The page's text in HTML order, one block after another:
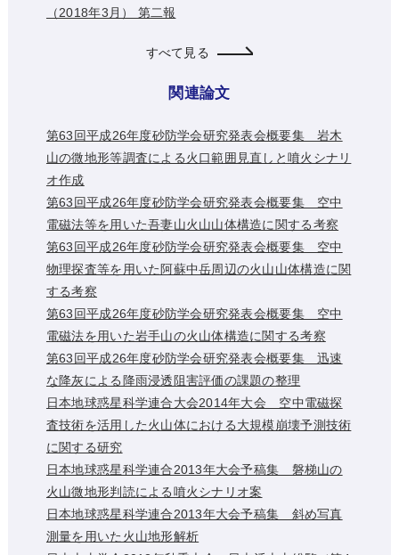
（2018年3月） 第二報
すべて見る
関連論文
第63回平成26年度砂防学会研究発表会概要集 岩木
山の微地形等調査による火口範囲見直しと噴火シナリ
オ作成
第63回平成26年度砂防学会研究発表会概要集 空中
電磁法等を用いた吾妻山火山山体構造に関する考察
第63回平成26年度砂防学会研究発表会概要集 空中
物理探査等を用いた阿蘇中岳周辺の火山山体構造に関
する考察
第63回平成26年度砂防学会研究発表会概要集 空中
電磁法を用いた岩手山の火山体構造に関する考察
第63回平成26年度砂防学会研究発表会概要集 迅速
な降灰による降雨浸透阻害評価の課題の整理
日本地球惑星科学連合大会2014年大会 空中電磁探
査技術を活用した火山体における大規模崩壊予測技術
に関する研究
日本地球惑星科学連合2013年大会予稿集 磐梯山の
火山微地形判読による噴火シナリオ案
日本地球惑星科学連合2013年大会予稿集 斜め写真
測量を用いた火山地形解析